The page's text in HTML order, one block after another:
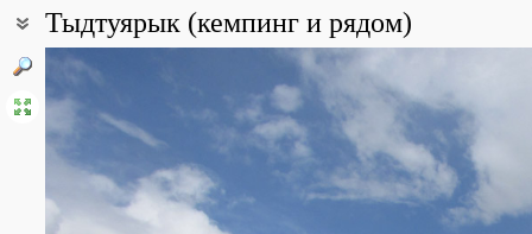
Тыдтуярык (кемпинг и рядом)
50° 04′ 25″ с.ш., 88° 25′ 12″ в.д. (смотреть на картах
Все фотографии Фото растений и лишайников